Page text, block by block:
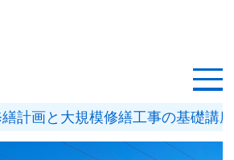
記事一覧
ション改修ナビ
計画と大規模修繕工事の基礎講